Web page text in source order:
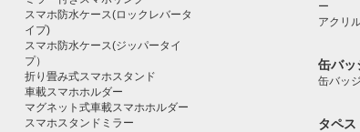
スマホ防水ケース(ロックレバータ
イプ)
スマホ防水ケース(ジッパータイ
プ）
折り畳み式スマホスタンド
車載スマホホルダー
マグネット式車載スマホホルダー
スマホスタンドミラー
ー
アクリ
缶バッ
缶バッジ
タペス